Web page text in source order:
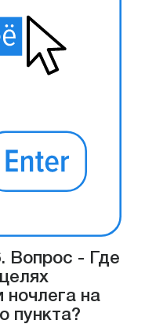
Вопрос - Где
ночлега на
пункта?